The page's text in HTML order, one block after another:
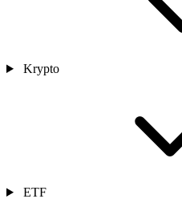
Krypto
ETF